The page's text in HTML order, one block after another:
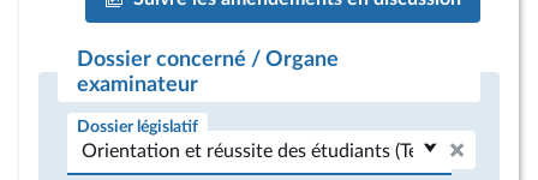
Dossier concerné / Organe
examinateur
Dossier législatif